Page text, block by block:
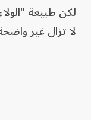
لكن طبيعة
لا تزال غير